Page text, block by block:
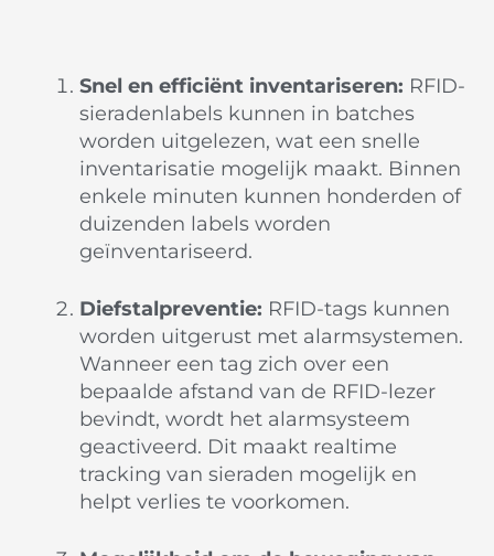
Snel en efficiënt inventariseren: RFID-
sieradenlabels kunnen in batches
worden uitgelezen, wat een snelle
inventarisatie mogelijk maakt. Binnen
enkele minuten kunnen honderden of
duizenden labels worden
geïnventariseerd.
Diefstalpreventie: RFID-tags kunnen
worden uitgerust met alarmsystemen.
Wanneer een tag zich over een
bepaalde afstand van de RFID-lezer
bevindt, wordt het alarmsysteem
geactiveerd. Dit maakt realtime
tracking van sieraden mogelijk en
helpt verlies te voorkomen.